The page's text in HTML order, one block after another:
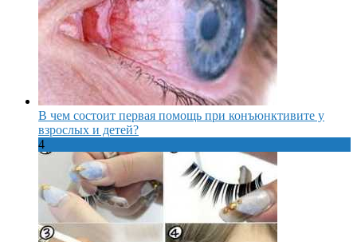
В чем состоит первая помощь при конъюнктивите у
взрослых и детей?
4